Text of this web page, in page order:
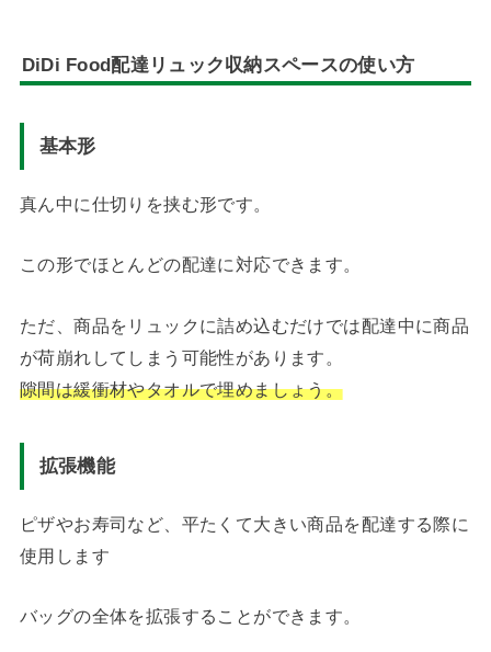
DiDi Food配達リュック収納スペースの使い方
基本形
真ん中に仕切りを挟む形です。
この形でほとんどの配達に対応できます。
ただ、商品をリュックに詰め込むだけでは配達中に商品
が荷崩れしてしまう可能性があります。
隙間は緩衝材やタオルで埋めましょう。
拡張機能
ピザやお寿司など、平たくて大きい商品を配達する際に
使用します
バッグの全体を拡張することができます。